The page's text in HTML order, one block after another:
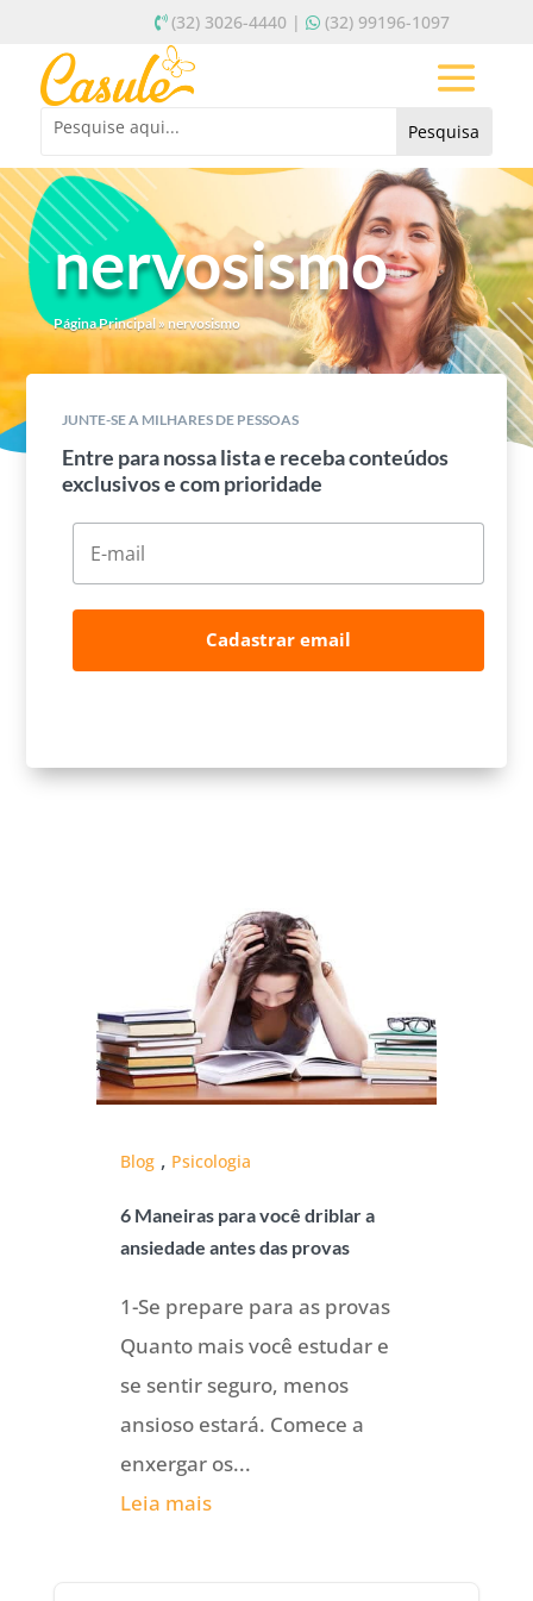
(32) 3026-4440 | (32) 99196-1097
nervosismo
Página Principal» nervosismo
JUNTE-SE A MILHARES DE PESSOAS
Entre para nossa lista e receba conteúdos
exclusivos e com prioridade
Cadastrar email
Blog , Psicologia
6 Maneiras para você driblar a
ansiedade antes das provas
1-Se prepare para as provas
Quanto mais você estudar e
se sentir seguro, menos
ansioso estará. Comece a
enxergar os...
Leia mais